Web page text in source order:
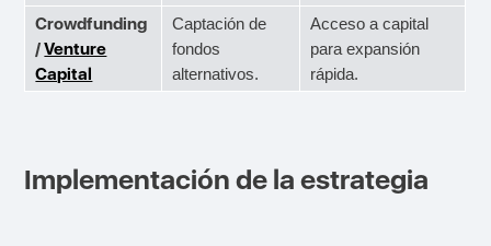
Crowdfunding
/Venture
Capital
Captación de
fondos
alternativos.
Acceso a capital
para expansión
rápida.
Implementación de la estrategia